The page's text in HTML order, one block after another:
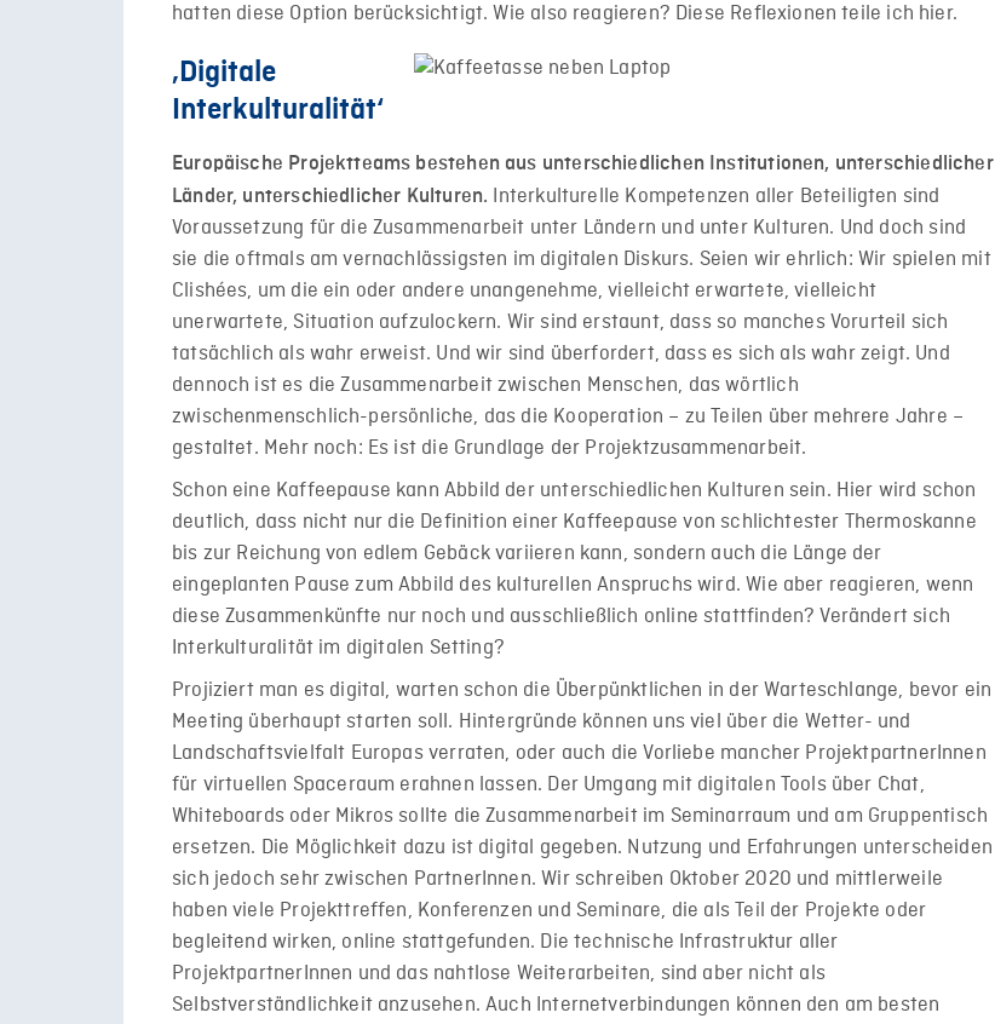
hatten diese Option berücksichtigt. Wie also reagieren? Diese Reflexionen teile ich hier.
‚Digitale
Interkulturalität‘
Europäische Projektteams bestehen aus unterschiedlichen Institutionen, unterschiedlicher
Länder, unterschiedlicher Kulturen. Interkulturelle Kompetenzen aller Beteiligten sind
Voraussetzung für die Zusammenarbeit unter Ländern und unter Kulturen. Und doch sind
sie die oftmals am vernachlässigsten im digitalen Diskurs. Seien wir ehrlich: Wir spielen mit
Clishées, um die ein oder andere unangenehme, vielleicht erwartete, vielleicht
unerwartete, Situation aufzulockern. Wir sind erstaunt, dass so manches Vorurteil sich
tatsächlich als wahr erweist. Und wir sind überfordert, dass es sich als wahr zeigt. Und
dennoch ist es die Zusammenarbeit zwischen Menschen, das wörtlich
zwischenmenschlich-persönliche, das die Kooperation – zu Teilen über mehrere Jahre –
gestaltet. Mehr noch: Es ist die Grundlage der Projektzusammenarbeit.
Schon eine Kaffeepause kann Abbild der unterschiedlichen Kulturen sein. Hier wird schon
deutlich, dass nicht nur die Definition einer Kaffeepause von schlichtester Thermoskanne
bis zur Reichung von edlem Gebäck variieren kann, sondern auch die Länge der
eingeplanten Pause zum Abbild des kulturellen Anspruchs wird. Wie aber reagieren, wenn
diese Zusammenkünfte nur noch und ausschließlich online stattfinden? Verändert sich
Interkulturalität im digitalen Setting?
Projiziert man es digital, warten schon die Überpünktlichen in der Warteschlange, bevor ein
Meeting überhaupt starten soll. Hintergründe können uns viel über die Wetter- und
Landschaftsvielfalt Europas verraten, oder auch die Vorliebe mancher ProjektpartnerInnen
für virtuellen Spaceraum erahnen lassen. Der Umgang mit digitalen Tools über Chat,
Whiteboards oder Mikros sollte die Zusammenarbeit im Seminarraum und am Gruppentisch
ersetzen. Die Möglichkeit dazu ist digital gegeben. Nutzung und Erfahrungen unterscheiden
sich jedoch sehr zwischen PartnerInnen. Wir schreiben Oktober 2020 und mittlerweile
haben viele Projekttreffen, Konferenzen und Seminare, die als Teil der Projekte oder
begleitend wirken, online stattgefunden. Die technische Infrastruktur aller
ProjektpartnerInnen und das nahtlose Weiterarbeiten, sind aber nicht als
Selbstverständlichkeit anzusehen. Auch Internetverbindungen können den am besten